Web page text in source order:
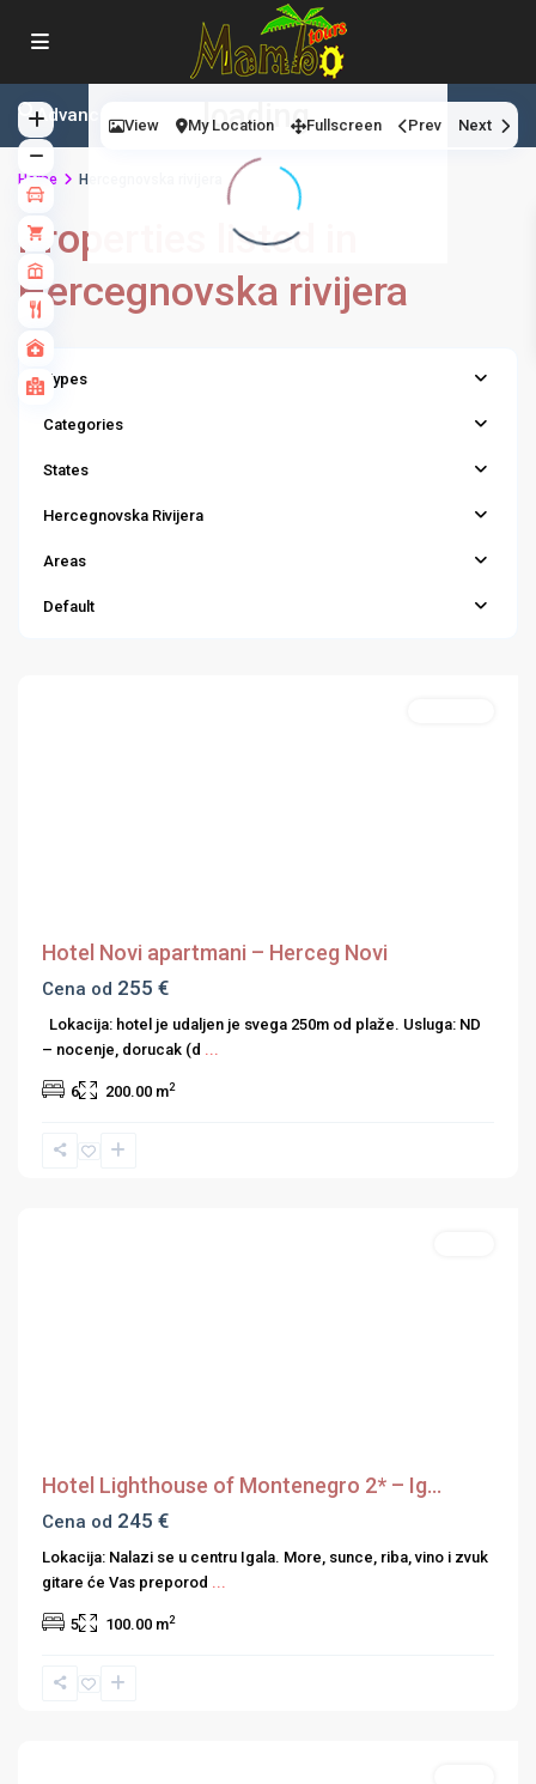
4
loading...
View My Location Fullscreen Prev Next
Advanced Search
Home Hercegnovska rivijera
Properties listed in
Hercegnovska rivijera
Types
Categories
States
Hercegnovska Rivijera
Areas
Default
Hotel Novi apartmani – Herceg Novi
Cena od 255 €
Lokacija: hotel je udaljen je svega 250m od plaže. Usluga: ND
– nocenje, dorucak (d ...
6 200.00 m2
Hercegnovska
Hotel Lighthouse of Montenegro 2* – Ig...
Cena od 245 €
Lokacija: Nalazi se u centru Igala. More, sunce, riba, vino i zvuk
gitare će Vas preporod ...
5 100.00 m2
Hercegnovska